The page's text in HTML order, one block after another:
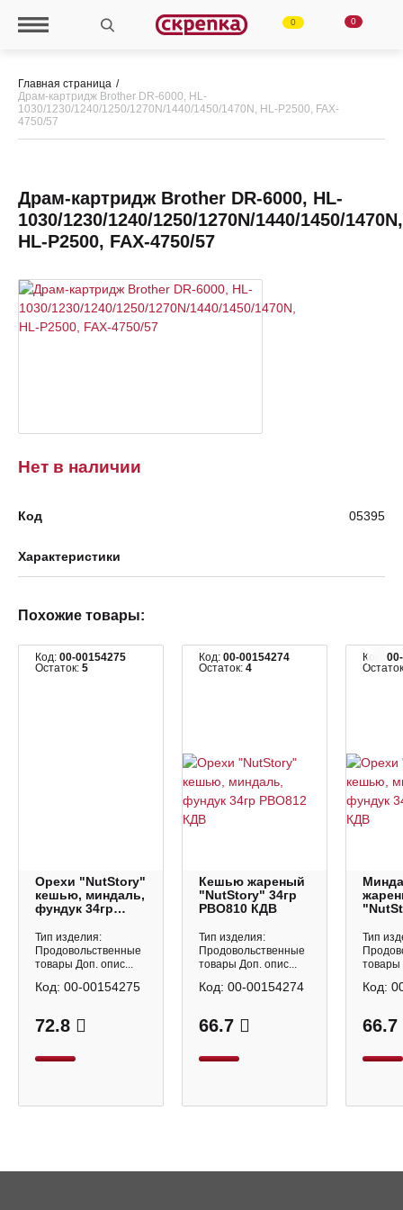
0 0
Главная страница
Драм-картридж Brother DR-6000, HL-
1030/1230/1240/1250/1270N/1440/1450/1470N, HL-P2500, FAX-
4750/57
Нет в наличии
Драм-картридж Brother DR-6000, HL-
1030/1230/1240/1250/1270N/1440/1450/1470N,
HL-P2500, FAX-4750/57
Код 05395
Характеристики
Похожие товары:
Код: 00-00154275
Остаток: 5
Орехи "NutStory"
кешью, миндаль,
фундук 34гр
Тип изделия:
Продовольственные
товары Доп. опис...
72.8
Код: 00-00154275
Код: 00-00154274
Остаток: 4
Кешью жареный
"NutStory" 34гр
РВО810 КДВ
Тип изделия:
Продовольственные
товары Доп. опис...
66.7
Код: 00-00154274
Код:
Тип
товары
66.7
Код: